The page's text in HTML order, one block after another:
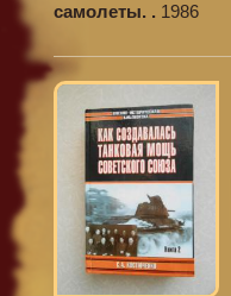
самолеты. . 1986